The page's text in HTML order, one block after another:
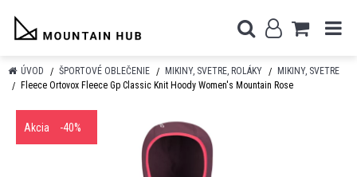
ÚVOD ŠPORTOVÉ OBLEČENIE MIKINY, SVETRE, ROLÁKY
MIKINY, SVETRE
Fleece Ortovox Fleece Gp Classic Knit Hoody Women's Mountain Rose
Akcia -40%